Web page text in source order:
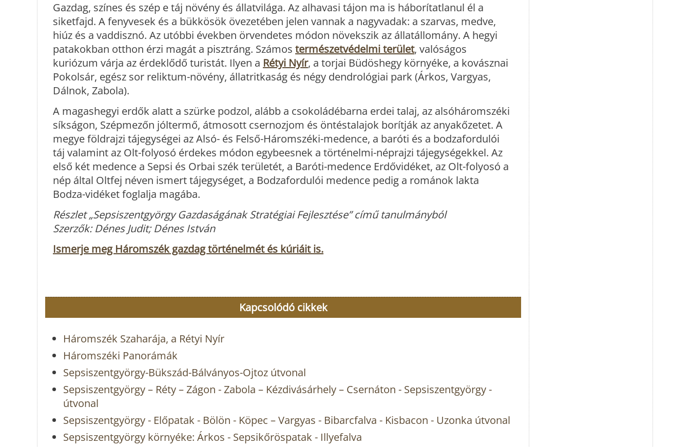
Gazdag, színes és szép e táj növény és állatvilága. Az alhavasi tájon ma is háborítatlanul él a
siketfajd. A fenyvesek és a bükkösök övezetében jelen vannak a nagyvadak: a szarvas, medve,
hiúz és a vaddisznó. Az utóbbi években örvendetes módon növekszik az állatállomány. A hegyi
patakokban otthon érzi magát a pisztráng. Számos természetvédelmi terület, valóságos
kuriózum várja az érdeklődő turistát. Ilyen a Rétyi Nyír, a torjai Büdöshegy környéke, a kovásznai
Pokolsár, egész sor reliktum-növény, állatritkaság és négy dendrológiai park (Árkos, Vargyas,
Dálnok, Zabola).
A magashegyi erdők alatt a szürke podzol, alább a csokoládébarna erdei talaj, az alsóháromszéki
síkságon, Szépmezőn jóltermő, átmosott csernozjom és öntéstalajok borítják az anyakőzetet. A
megye földrajzi tájegységei az Alsó- és Felső-Háromszéki-medence, a baróti és a bodzafordulói
táj valamint az Olt-folyosó érdekes módon egybeesnek a történelmi-néprajzi tájegységekkel. Az
első két medence a Sepsi és Orbai szék területét, a Baróti-medence Erdővidéket, az Olt-folyosó a
nép által Oltfej néven ismert tájegységet, a Bodzafordulói medence pedig a románok lakta
Bodza-vidéket foglalja magába.
Részlet „Sepsiszentgyörgy Gazdaságának Stratégiai Fejlesztése” című tanulmányból
Szerzők: Dénes Judit; Dénes István
Ismerje meg Háromszék gazdag történelmét és kúriáit is.
Kapcsolódó cikkek
Háromszék Szaharája, a Rétyi Nyír
Háromszéki Panorámák
Sepsiszentgyörgy-Bükszád-Bálványos-Ojtoz útvonal
Sepsiszentgyörgy – Réty – Zágon - Zabola – Kézdivásárhely – Csernáton - Sepsiszentgyörgy -
útvonal
Sepsiszentgyörgy - Előpatak - Bölön - Köpec – Vargyas - Bibarcfalva - Kisbacon - Uzonka útvonal
Sepsiszentgyörgy környéke: Árkos - Sepsikőröspatak - Illyefalva